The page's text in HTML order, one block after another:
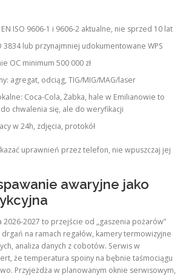
ISO 9606-1 i 9606-2 aktualne, nie sprzed 10 lat
3834 lub przynajmniej udokumentowane WPS
OC minimum 500 000 zł
agregat, odciąg, TIG/MIG/MAG/laser
Coca-Cola, Żabka, hale w Emilianowie to
chwalenia się, ale do weryfikacji
w 24h, zdjęcia, protokół
uprawnień przez telefon, nie wpuszczaj jej
awaryjne jako
2026-2027 to przejście od „gaszenia pożarów”
na ramach regałów, kamery termowizyjne
analiza danych z cobotów. Serwis w
że temperatura spoiny na bębnie taśmociągu
Przyjeżdża w planowanym oknie serwisowym,